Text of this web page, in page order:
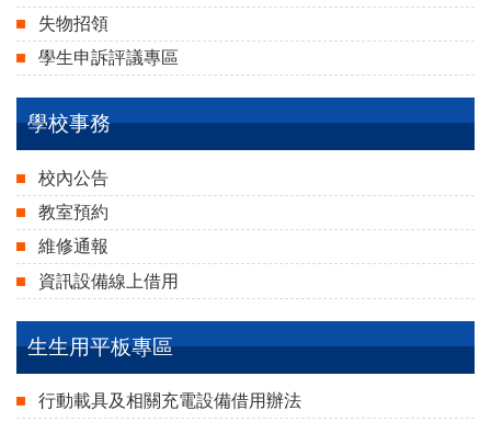
失物招領
學生申訴評議專區
學校事務
校內公告
教室預約
維修通報
資訊設備線上借用
生生用平板專區
行動載具及相關充電設備借用辦法